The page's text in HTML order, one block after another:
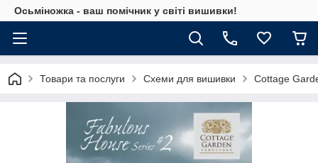
Осьміножка - ваш помічник у світі вишивки!
Товари та послуги Схеми для вишивки Cottage